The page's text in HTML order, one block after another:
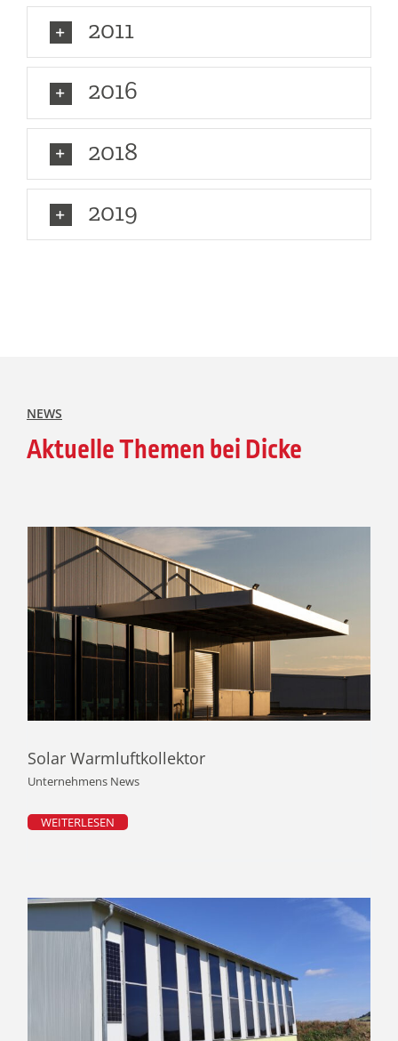
2011
2016
2018
2019
NEWS
Aktuelle Themen bei Dicke
Solar Warmluftkollektor
Unternehmens News
WEITERLESEN